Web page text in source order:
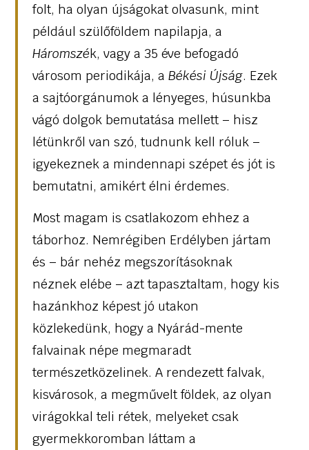
folt, ha olyan újságokat olvasunk, mint
például szülőföldem napilapja, a
Háromszék, vagy a 35 éve befogadó
városom periodikája, a Békési Újság. Ezek
a sajtóorgánumok a lényeges, húsunkba
vágó dolgok bemutatása mellett – hisz
létünkről van szó, tudnunk kell róluk –
igyekeznek a mindennapi szépet és jót is
bemutatni, amikért élni érdemes.
Most magam is csatlakozom ehhez a
táborhoz. Nemrégiben Erdélyben jártam
és – bár nehéz megszorításoknak
néznek elébe – azt tapasztaltam, hogy kis
hazánkhoz képest jó utakon
közlekedünk, hogy a Nyárád-mente
falvainak népe megmaradt
természetközelinek. A rendezett falvak,
kisvárosok, a megművelt földek, az olyan
virágokkal teli rétek, melyeket csak
gyermekkoromban láttam a